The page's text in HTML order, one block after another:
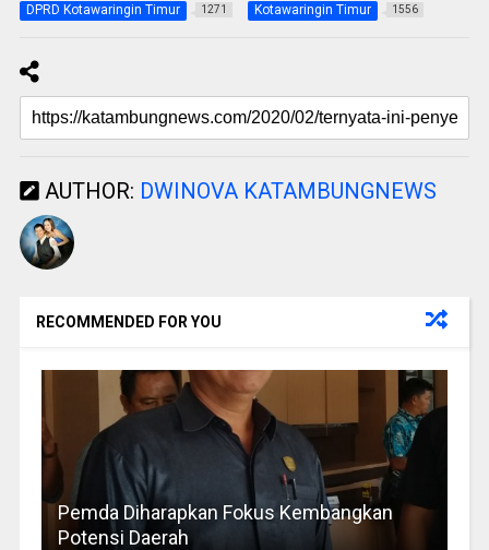
DPRD Kotawaringin Timur 1271 Kotawaringin Timur 1556
AUTHOR: DWINOVA KATAMBUNGNEWS
RECOMMENDED FOR YOU
Pemda Diharapkan Fokus Kembangkan
Potensi Daerah